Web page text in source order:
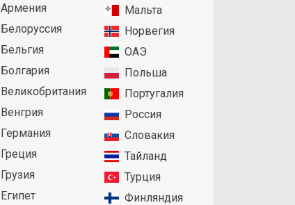
Армения
Белоруссия
Бельгия
Болгария
Великобритания
Венгрия
Германия
Греция
Грузия
Египет
Мальта
Норвегия
ОАЭ
Польша
Португалия
Россия
Словакия
Тайланд
Турция
Финляндия